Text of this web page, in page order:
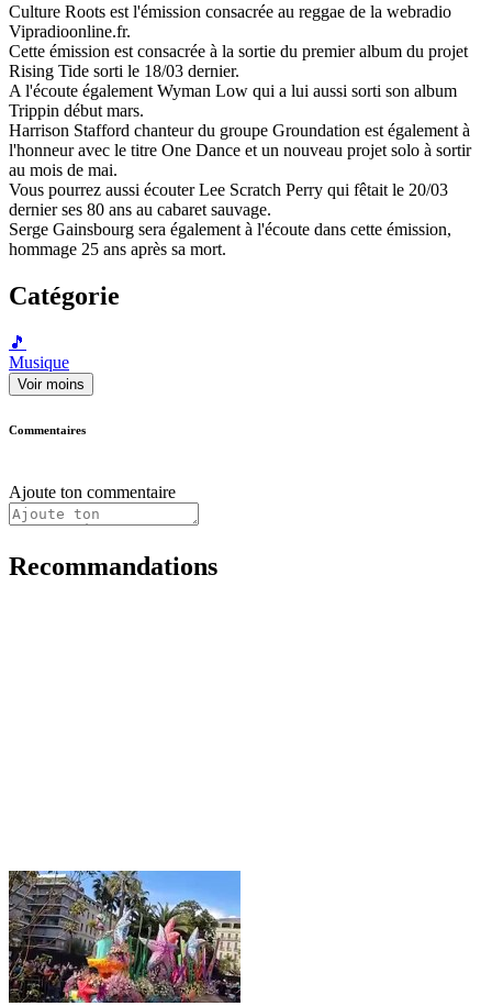
Culture Roots est l'émission consacrée au reggae de la webradio
Vipradioonline.fr.
Cette émission est consacrée à la sortie du premier album du projet
Rising Tide sorti le 18/03 dernier.
A l'écoute également Wyman Low qui a lui aussi sorti son album
Trippin début mars.
Harrison Stafford chanteur du groupe Groundation est également à
l'honneur avec le titre One Dance et un nouveau projet solo à sortir
au mois de mai.
Vous pourrez aussi écouter Lee Scratch Perry qui fêtait le 20/03
dernier ses 80 ans au cabaret sauvage.
Serge Gainsbourg sera également à l'écoute dans cette émission,
hommage 25 ans après sa mort.
Catégorie
🎵
Musique
Voir moins
Commentaires
Ajoute ton commentaire
Recommandations